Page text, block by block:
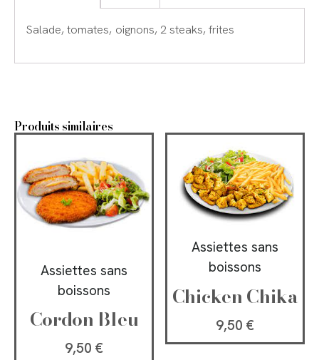
Salade, tomates, oignons, 2 steaks, frites
Produits similaires
Assiettes sans
boissons
Cordon Bleu
9,50 €
Assiettes sans
boissons
Chicken Chika
9,50€